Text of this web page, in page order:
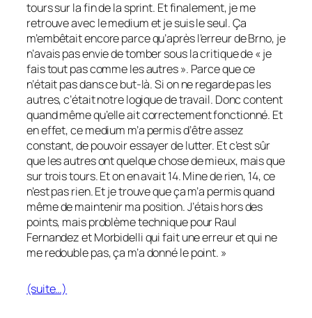
tours sur la fin de la sprint. Et finalement, je me
retrouve avec le medium et je suis le seul. Ça
m’embêtait encore parce qu’après l’erreur de Brno, je
n’avais pas envie de tomber sous la critique de « je
fais tout pas comme les autres ». Parce que ce
n’était pas dans ce but-là. Si on ne regarde pas les
autres, c’était notre logique de travail. Donc content
quand même qu’elle ait correctement fonctionné. Et
en effet, ce medium m’a permis d’être assez
constant, de pouvoir essayer de lutter. Et c’est sûr
que les autres ont quelque chose de mieux, mais que
sur trois tours. Et on en avait 14. Mine de rien, 14, ce
n’est pas rien. Et je trouve que ça m’a permis quand
même de maintenir ma position. J’étais hors des
points, mais problème technique pour Raul
Fernandez et Morbidelli qui fait une erreur et qui ne
me redouble pas, ça m’a donné le point. »
(suite…)